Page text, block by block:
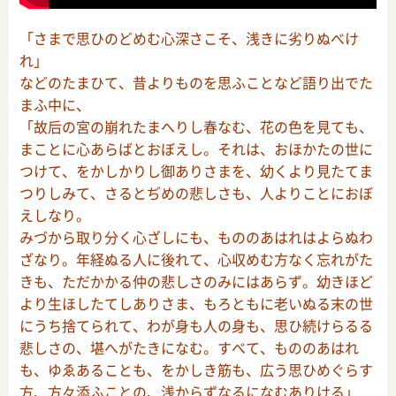
「さまで思ひのどめむ心深さこそ、浅きに劣りぬべけ
れ」
などのたまひて、昔よりものを思ふことなど語り出でた
まふ中に、
「故后の宮の崩れたまへりし春なむ、花の色を見ても、
まことに心あらばとおぼえし。それは、おほかたの世に
つけて、をかしかりし御ありさまを、幼くより見たてま
つりしみて、さるとぢめの悲しさも、人よりことにおぼ
えしなり。
みづから取り分く心ざしにも、もののあはれはよらぬわ
ざなり。年経ぬる人に後れて、心収めむ方なく忘れがた
きも、ただかかる仲の悲しさのみにはあらず。幼きほど
より生ほしたてしありさま、もろともに老いぬる末の世
にうち捨てられて、わが身も人の身も、思ひ続けらるる
悲しさの、堪へがたきになむ。すべて、もののあはれ
も、ゆゑあることも、をかしき筋も、広う思ひめぐらす